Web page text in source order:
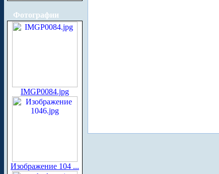
Фотографии
IMGP0084.jpg
Изображение 104 ...